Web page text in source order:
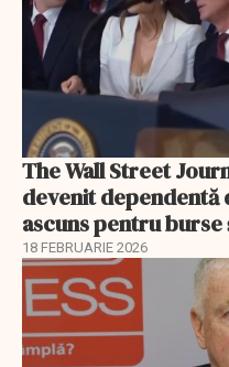
The Wall Street
devenit dependentă
ascuns pentru burse
18 FEBRUARIE 2026
EXCLUSIV